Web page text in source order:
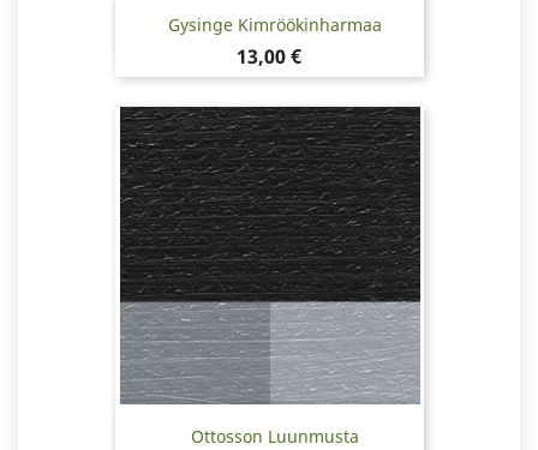
Gysinge Kimröökinharmaa
Hinta
13,00 €
Ottosson Luunmusta